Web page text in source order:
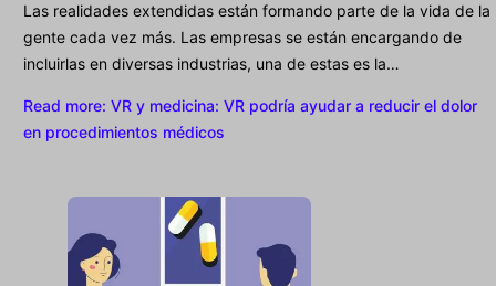
Las realidades extendidas están formando parte de la vida de la
gente cada vez más. Las empresas se están encargando de
incluirlas en diversas industrias, una de estas es la…
Read more: VR y medicina: VR podría ayudar a reducir el dolor
en procedimientos médicos